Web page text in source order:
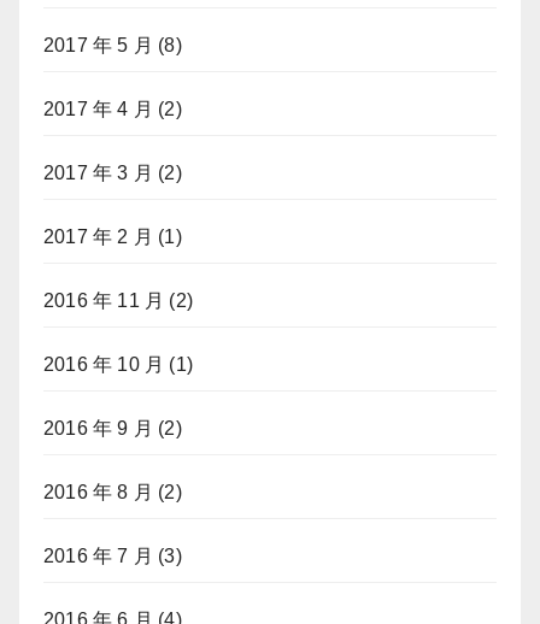
2017 年 5 月 (8)
2017 年 4 月 (2)
2017 年 3 月 (2)
2017 年 2 月 (1)
2016 年 11 月 (2)
2016 年 10 月 (1)
2016 年 9 月 (2)
2016 年 8 月 (2)
2016 年 7 月 (3)